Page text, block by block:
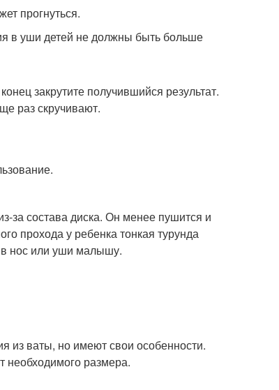
прогнуться.
в уши детей не должны быть больше
закрутите получившийся результат.
раз скручивают.
за состава диска. Он менее пушится и
прохода у ребенка тонкая турунда
в нос или уши малышу.
из ваты, но имеют свои особенности.
необходимого размера.